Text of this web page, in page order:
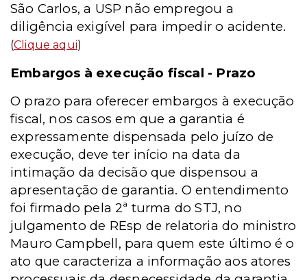
São Carlos, a USP não empregou a
diligência exigível para impedir o acidente.
(Clique aqui)
Embargos à execução fiscal - Prazo
O prazo para oferecer embargos à execução
fiscal, nos casos em que a garantia é
expressamente dispensada pelo juízo de
execução, deve ter início na data da
intimação da decisão que dispensou a
apresentação de garantia. O entendimento
foi firmado pela 2ª turma do STJ, no
julgamento de REsp de relatoria do ministro
Mauro Campbell, para quem este último é o
ato que caracteriza a informação aos atores